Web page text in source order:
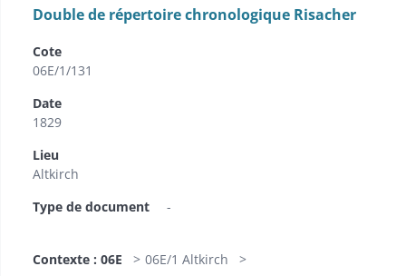
Double de répertoire chronologique Risacher
Cote
06E/1/131
Date
1829
Lieu
Altkirch
Type de document
-
Contexte : 06E
06E/1 Altkirch